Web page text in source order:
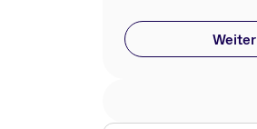
Weiter